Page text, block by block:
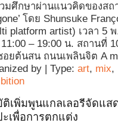
มศึกษาผ่านแนวคิดของสถา
โดย Shunsuke
platform artist) เวลา 5
11:00 – 19:00 น. สถานที่
อยต้นสน ถนนเพลินจิต A
by | Type: art, mix,
เพิ่มพูนแกลเลอรีจัดแส
เพื่อการตกแต่ง